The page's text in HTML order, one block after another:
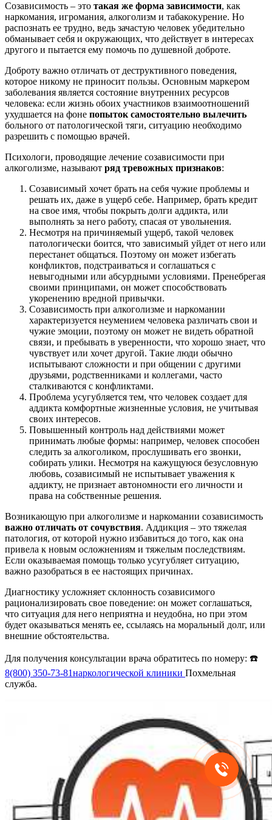
Созависимость – это такая же форма зависимости, как
наркомания, игромания, алкоголизм и табакокурение. Но
распознать ее трудно, ведь зачастую человек убедительно
обманывает себя и окружающих, что действует в интересах
другого и пытается ему помочь по душевной доброте.
Доброту важно отличать от деструктивного поведения,
которое никому не приносит пользы. Основным маркером
заболевания является состояние внутренних ресурсов
человека: если жизнь обоих участников взаимоотношений
ухудшается на фоне попыток самостоятельно вылечить
больного от патологической тяги, ситуацию необходимо
разрешить с помощью врачей.
Психологи, проводящие лечение созависимости при
алкоголизме, называют ряд тревожных признаков:
Созависимый хочет брать на себя чужие проблемы и
решать их, даже в ущерб себе. Например, брать кредит
на свое имя, чтобы покрыть долги аддикта, или
выполнять за него работу, спасая от увольнения.
Несмотря на причиняемый ущерб, такой человек
патологически боится, что зависимый уйдет от него или
перестанет общаться. Поэтому он может избегать
конфликтов, подстраиваться и соглашаться с
невыгодными или абсурдными условиями. Пренебрегая
своими принципами, он может способствовать
укоренению вредной привычки.
Созависимость при алкоголизме и наркомании
характеризуется неумением человека различать свои и
чужие эмоции, поэтому он может не видеть обратной
связи, и пребывать в уверенности, что хорошо знает, что
чувствует или хочет другой. Такие люди обычно
испытывают сложности и при общении с другими
друзьями, родственниками и коллегами, часто
сталкиваются с конфликтами.
Проблема усугубляется тем, что человек создает для
аддикта комфортные жизненные условия, не учитывая
своих интересов.
Повышенный контроль над действиями может
принимать любые формы: например, человек способен
следить за алкоголиком, прослушивать его звонки,
собирать улики. Несмотря на кажущуюся безусловную
любовь, созависимый не испытывает уважения к
аддикту, не признает автономности его личности и
права на собственные решения.
Возникающую при алкоголизме и наркомании созависимость
важно отличать от сочувствия. Аддикция – это тяжелая
патология, от которой нужно избавиться до того, как она
привела к новым осложнениям и тяжелым последствиям.
Если оказываемая помощь только усугубляет ситуацию,
важно разобраться в ее настоящих причинах.
Диагностику усложняет склонность созависимого
рационализировать свое поведение: он может соглашаться,
что ситуация для него неприятна и неудобна, но при этом
будет оказываться менять ее, ссылаясь на моральный долг, или
внешние обстоятельства.
Для получения консультации врача обратитесь по номеру: ☎️
8(800) 350-73-81наркологической клиники Похмельная
служба.